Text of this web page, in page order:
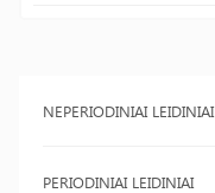
NEPERIODINIAI LEIDINIAI
PERIODINIAI LEIDINIAI